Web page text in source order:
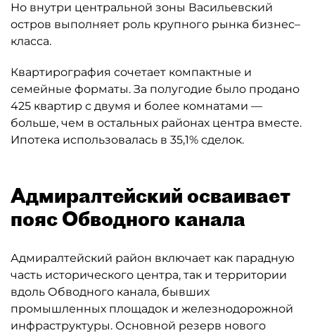
Но внутри центральной зоны Васильевский
остров выполняет роль крупного рынка бизнес–
класса.
Квартирография сочетает компактные и
семейные форматы. За полугодие было продано
425 квартир с двумя и более комнатами —
больше, чем в остальных районах центра вместе.
Ипотека использовалась в 35,1% сделок.
Адмиралтейский осваивает
пояс Обводного канала
Адмиралтейский район включает как парадную
часть исторического центра, так и территории
вдоль Обводного канала, бывших
промышленных площадок и железнодорожной
инфраструктуры. Основной резерв нового